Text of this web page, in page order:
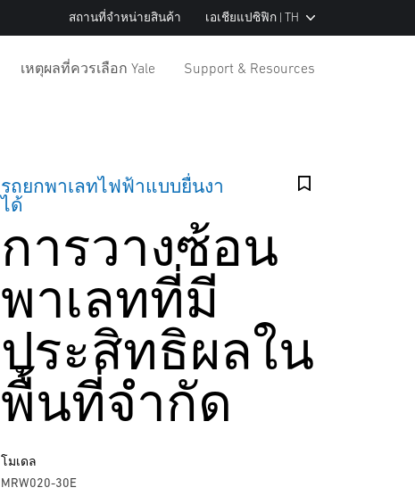
สถานที่จำหน่ายสินค้า เอเชียแปซิฟิก | TH
เหตุผลที่ควรเลือก Yale Support & Resources
รถยกพาเลทไฟฟ้าแบบยื่นงา
ได้
การวางซ้อน
พาเลทที่มี
ประสิทธิผลใน
พื้นที่จำกัด
โมเดล
MRW020-30E